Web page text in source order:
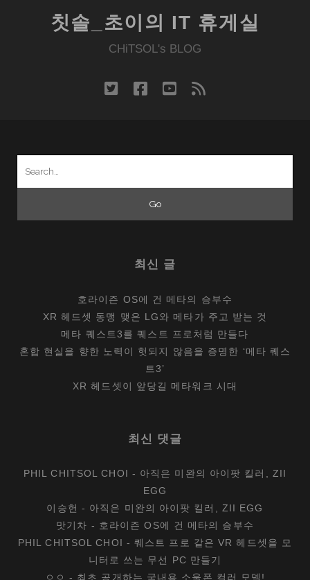
칫솔_초이의 IT 휴게실
CHiTSOL's BLOG
twitterfacebook
youtube
rss
최신 글
호라이즌 OS에 건 메타의 승부수
XR 헤드셋 동맹 맺은 LG와 메타가 주고 받는 것
메타 퀘스트3를 퀘스트 프로처럼 만들다
혼합 현실을 향한 노력이 헛되지 않음을 증명한 ‘메타 퀘스
트3’
XR 헤드셋이 앞당길 메타워크 시대
최신 댓글
PHIL CHITSOL CHOI - 아직은 미완의 아이팟 킬러, ZII
EGG
이승헌 - 아직은 미완의 아이팟 킬러, ZII EGG
맛기차 - 호라이즌 OS에 건 메타의 승부수
PHIL CHITSOL CHOI -퀘스트 프로 같은 VR 헤드셋을 모
니터로 쓰는 무선 PC 만들기
ㅇㅇ - 최초 공개하는 국내용 소울폰 컬러 모델!